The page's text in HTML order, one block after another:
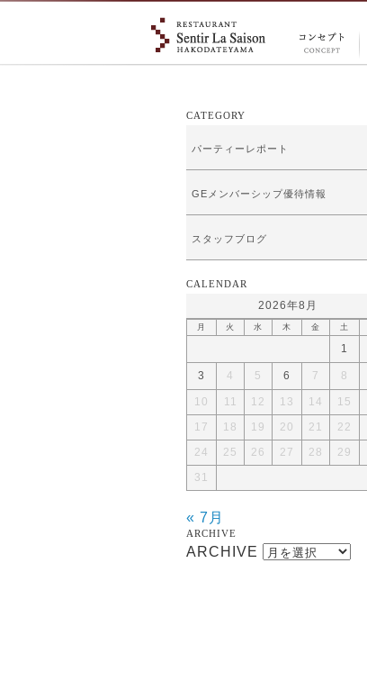
CATEGORY
パーティーレポート
GEメンバーシップ優待情報
スタッフブログ
CALENDAR
2026年8月
月 火 水 木 金 土
1
3 4 5 6 7 8
10 11 12 13 14 15
17
18 19 20 21 22
24
25 26 27 28 29
31
« 7月
ARCHIVE
ARCHIVE